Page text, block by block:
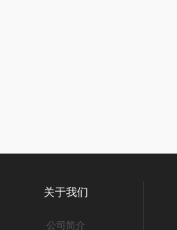
关于我们
公司简介